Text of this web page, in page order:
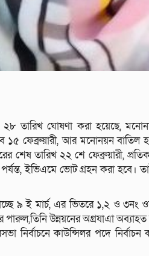
২৮ তারিখ ঘোষণা করা হয়েছে,
১৫ ফেব্রুয়ারী, আর মনোনয়ন বাতিল
শেষ তারিখ ২২ শে ফেব্রুয়ারী,
ইভিএমে ভোট গ্রহন করা হবে। তাই
৯ ই মার্চ, এর ভিতরে ১,২ ও ৩নং
উন্নয়নের অগ্রযাএা
নির্বাচনে কাউন্সিলর পদে